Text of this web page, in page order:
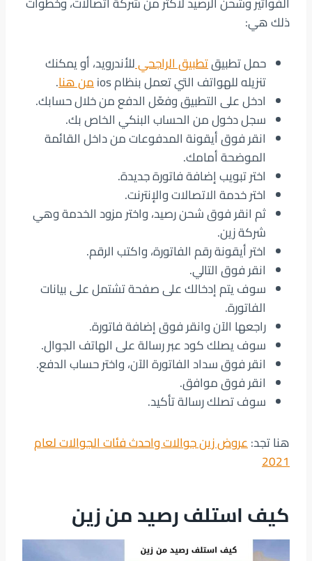
ذلك هي:
حمل تطبيقتطبيق الراجحيللأندرويد، أو يمكنك
تنزيله للهواتف التي تعمل بنظام ios
من هنا.
ادخل على التطبيق وفعّل الدفع من خلال حسابك.
سجل دخول من الحساب البنكي الخاص بك.
انقر فوق أيقونة المدفوعات من داخل القائمة
الموضحة أمامك.
اختر تبويب إضافة فاتورة جديدة.
اختر خدمة الاتصالات والإنترنت.
ثم انقر فوق شحن رصيد، واختر مزود الخدمة وهي
شركة زين.
اختر أيقونة رقم الفاتورة، واكتب الرقم.
انقر فوق التالي.
سوف يتم إدخالك على صفحة تشتمل على بيانات
الفاتورة.
راجعها الآن وانقر فوق إضافة فاتورة.
سوف يصلك كود عبر رسالة على الهاتف الجوال.
انقر فوق سداد الفاتورة الآن، واختر حساب الدفع.
انقر فوق موافق.
سوف تصلك رسالة تأكيد.
هنا تجد:عروض زين جوالات واحدث فئات الجوالات لعام
2021
كيف استلف رصيد من زين